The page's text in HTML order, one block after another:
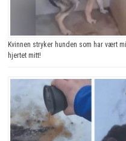
Kvinnen stryker hunden som har vært
hjertet mitt!